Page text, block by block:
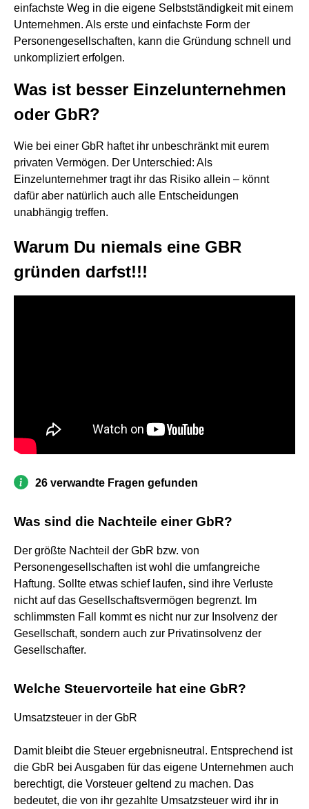
einfachste Weg in die eigene Selbstständigkeit mit einem
Unternehmen. Als erste und einfachste Form der
Personengesellschaften, kann die Gründung schnell und
unkompliziert erfolgen.
Was ist besser Einzelunternehmen
oder GbR?
Wie bei einer GbR haftet ihr unbeschränkt mit eurem
privaten Vermögen. Der Unterschied: Als
Einzelunternehmer tragt ihr das Risiko allein – könnt
dafür aber natürlich auch alle Entscheidungen
unabhängig treffen.
Warum Du niemals eine GBR
gründen darfst!!!
26 verwandte Fragen gefunden
Was sind die Nachteile einer GbR?
Der größte Nachteil der GbR bzw. von
Personengesellschaften ist wohl die umfangreiche
Haftung. Sollte etwas schief laufen, sind ihre Verluste
nicht auf das Gesellschaftsvermögen begrenzt. Im
schlimmsten Fall kommt es nicht nur zur Insolvenz der
Gesellschaft, sondern auch zur Privatinsolvenz der
Gesellschafter.
Welche Steuervorteile hat eine GbR?
Umsatzsteuer in der GbR
Damit bleibt die Steuer ergebnisneutral. Entsprechend ist
die GbR bei Ausgaben für das eigene Unternehmen auch
berechtigt, die Vorsteuer geltend zu machen. Das
bedeutet, die von ihr gezahlte Umsatzsteuer wird ihr in